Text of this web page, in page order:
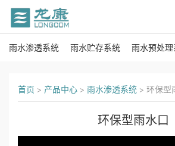
首
关
雨水渗透系统 雨水贮存系统 雨水预处
首页 > 产品中心 > 雨水渗透系统 > 环保型
环保型雨水口